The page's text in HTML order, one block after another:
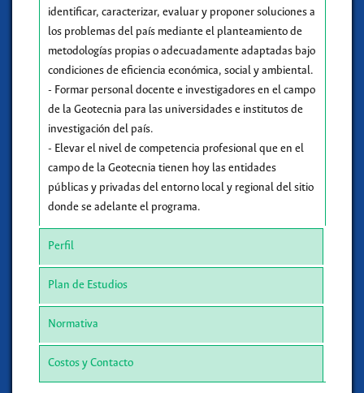
identificar, caracterizar, evaluar y proponer soluciones a
los problemas del país mediante el planteamiento de
metodologías propias o adecuadamente adaptadas bajo
condiciones de eficiencia económica, social y ambiental.
- Formar personal docente e investigadores en el campo
de la Geotecnia para las universidades e institutos de
investigación del país.
- Elevar el nivel de competencia profesional que en el
campo de la Geotecnia tienen hoy las entidades
públicas y privadas del entorno local y regional del sitio
donde se adelante el programa.
Perfil
Plan de Estudios
Normativa
Costos y Contacto